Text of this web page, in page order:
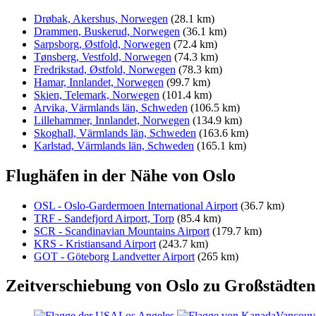
Drøbak, Akershus, Norwegen (28.1 km)
Drammen, Buskerud, Norwegen (36.1 km)
Sarpsborg, Østfold, Norwegen (72.4 km)
Tønsberg, Vestfold, Norwegen (74.3 km)
Fredrikstad, Østfold, Norwegen (78.3 km)
Hamar, Innlandet, Norwegen (99.7 km)
Skien, Telemark, Norwegen (101.4 km)
Arvika, Värmlands län, Schweden (106.5 km)
Lillehammer, Innlandet, Norwegen (134.9 km)
Skoghall, Värmlands län, Schweden (163.6 km)
Karlstad, Värmlands län, Schweden (165.1 km)
Flughäfen in der Nähe von Oslo
OSL - Oslo-Gardermoen International Airport (36.7 km)
TRF - Sandefjord Airport, Torp (85.4 km)
SCR - Scandinavian Mountains Airport (179.7 km)
KRS - Kristiansand Airport (243.7 km)
GOT - Göteborg Landvetter Airport (265 km)
Zeitverschiebung von Oslo zu